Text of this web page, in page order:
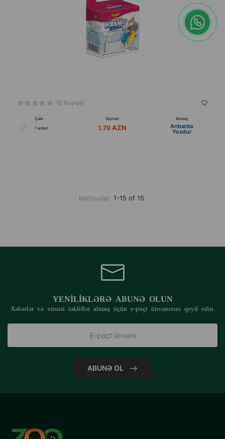
(0 Rəylər)
Çəki Qiymət
Almaq
1 ədəd
1.70 Anbarda
Yoxdur
Məhsullar 1-15 of 15
YENILIKLƏRƏ ABUNƏ OLUN
Xəbərlər və xüsusi təkliflər almaq üçün e-poçt ünvanınızı qeyd edin.
ABUNƏ OL